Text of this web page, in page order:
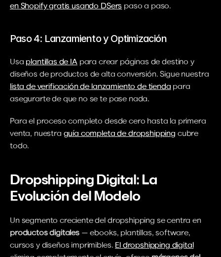
en Shopify gratis usando DSers paso a paso.
Paso 4: Lanzamiento y Optimización
Usa plantillas de IA para crear páginas de destino y
lista de verificación de lanzamiento de tienda para
asegurarte de que no se te pase nada.
Para el proceso completo desde cero hasta la primera
venta, nuestra guía completa de dropshipping cubre
todo.
Dropshipping Digital: La
Evolución del Modelo
Un segmento creciente del dropshipping se centra en
productos digitales — ebooks, plantillas, software,
cursos y diseños imprimibles. El dropshipping digital